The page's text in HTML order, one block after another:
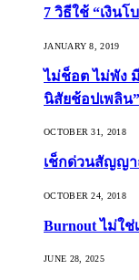
7 วิธีใช้ “เงิน
JANUARY 8, 2019
ไม่ช็อต ไม่พัง
นิสัยช้อปเพลิน”
OCTOBER 31, 2018
เช็กด่วนสัญญา
OCTOBER 24, 2018
Burnout ไม่ใช่
JUNE 28, 2025